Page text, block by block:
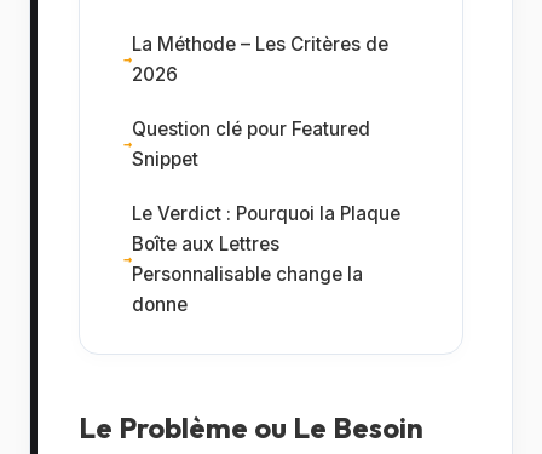
La Méthode – Les Critères de
2026
Question clé pour Featured
Snippet
Le Verdict : Pourquoi la Plaque
Boîte aux Lettres
Personnalisable change la
donne
Le Problème ou Le Besoin